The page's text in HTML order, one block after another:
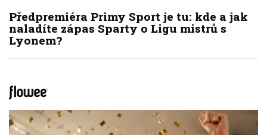
Předpremiéra Primy Sport je tu: kde a jak
naladíte zápas Sparty o Ligu mistrů s
Lyonem?